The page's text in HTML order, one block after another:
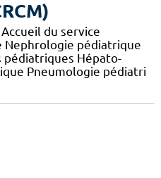
du service
Nephrologie pédiatrique
Hépato-
Pneumologie pédiatri